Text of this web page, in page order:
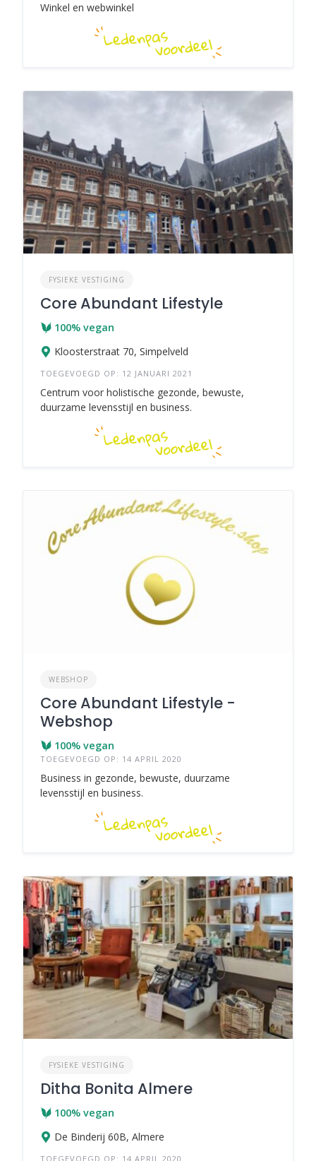
Winkel en webwinkel
FYSIEKE VESTIGING
Core Abundant Lifestyle
100% vegan
Kloosterstraat 70, Simpelveld
TOEGEVOEGD OP: 12 JANUARI 2021
Centrum voor holistische gezonde, bewuste,
duurzame levensstijl en business.
WEBSHOP
Core Abundant Lifestyle -
Webshop
100% vegan
TOEGEVOEGD OP: 14 APRIL 2020
Business in gezonde, bewuste, duurzame
levensstijl en business.
FYSIEKE VESTIGING
Ditha Bonita Almere
100% vegan
De Binderij 60B, Almere
TOEGEVOEGD OP: 14 APRIL 2020